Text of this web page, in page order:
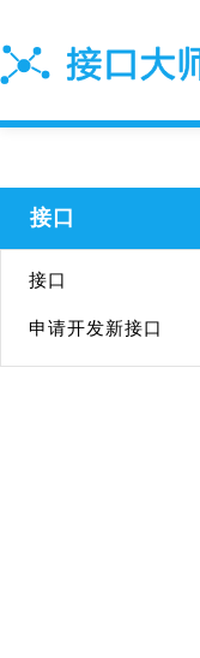
接口
接口
申请开发新接口